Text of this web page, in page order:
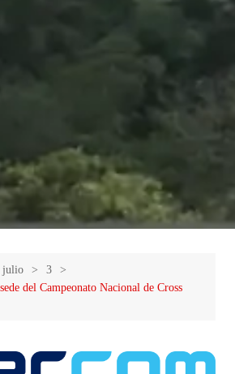
julio
3
del Campeonato Nacional de Cross